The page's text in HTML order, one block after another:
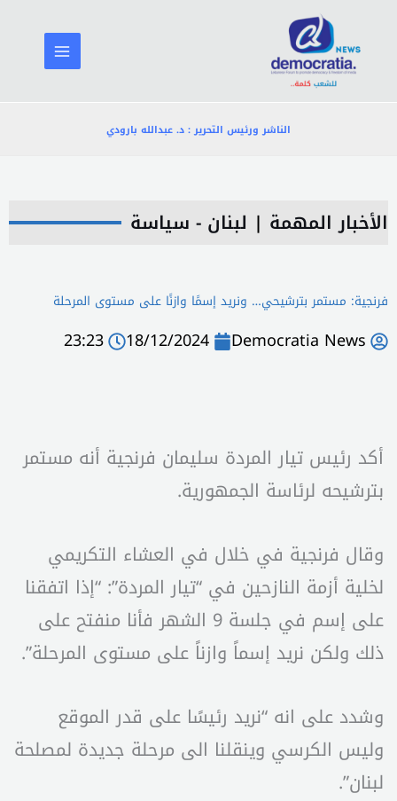
المحتوى
الناشر ورئيس التحرير : د. عبدالله بارودي
الأخبار المهمة | لبنان - سياسة
فرنجية: مستمر بترشيحي… ونريد إسمًا وازنًا على مستوى المرحلة
Democratia News
18/12/2024
23:23
أكد رئيس تيار المردة سليمان فرنجية أنه مستمر
بترشيحه لرئاسة الجمهورية.
وقال فرنجية في خلال في العشاء التكريمي
لخلية أزمة النازحين في “تيار المردة”: “إذا اتفقنا
على إسم في جلسة 9 الشهر فأنا منفتح على
ذلك ولكن نريد إسماً وازناً على مستوى المرحلة”.
وشدد على انه “نريد رئيسًا على قدر الموقع
وليس الكرسي وينقلنا الى مرحلة جديدة لمصلحة
لبنان”.